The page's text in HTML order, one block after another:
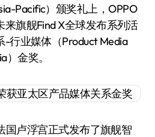
Pacific）颁奖礼上，OPPO
旗舰Find X全球发布系列活
行业媒体（Product Media
）金奖。
国卢浮宫正式发布了旗舰智